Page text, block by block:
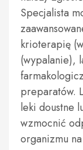
Specjalista
krioterapię
(wypalanie),
preparatów.
leki doustne
wzmocnić
organizmu